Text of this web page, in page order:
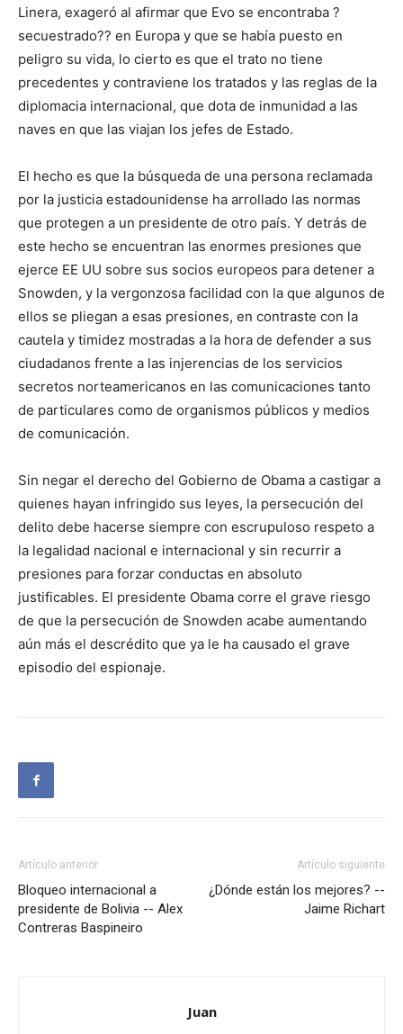
Linera, exageró al afirmar que Evo se encontraba ?
secuestrado?? en Europa y que se había puesto en
peligro su vida, lo cierto es que el trato no tiene
precedentes y contraviene los tratados y las reglas de la
diplomacia internacional, que dota de inmunidad a las
naves en que las viajan los jefes de Estado.
El hecho es que la búsqueda de una persona reclamada
por la justicia estadounidense ha arrollado las normas
que protegen a un presidente de otro país. Y detrás de
este hecho se encuentran las enormes presiones que
ejerce EE UU sobre sus socios europeos para detener a
Snowden, y la vergonzosa facilidad con la que algunos de
ellos se pliegan a esas presiones, en contraste con la
cautela y timidez mostradas a la hora de defender a sus
ciudadanos frente a las injerencias de los servicios
secretos norteamericanos en las comunicaciones tanto
de particulares como de organismos públicos y medios
de comunicación.
Sin negar el derecho del Gobierno de Obama a castigar a
quienes hayan infringido sus leyes, la persecución del
delito debe hacerse siempre con escrupuloso respeto a
la legalidad nacional e internacional y sin recurrir a
presiones para forzar conductas en absoluto
justificables. El presidente Obama corre el grave riesgo
de que la persecución de Snowden acabe aumentando
aún más el descrédito que ya le ha causado el grave
episodio del espionaje.
Artículo anterior
Bloqueo internacional a
presidente de Bolivia -- Alex
Contreras Baspineiro
Artículo siguiente
¿Dónde están los mejores? --
Jaime Richart
Juan